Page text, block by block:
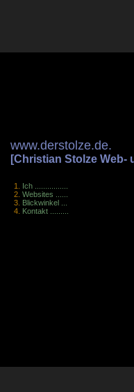
www.derstolze.de.
[Christian Stolze Web-
Ich ................
Websites ......
Blickwinkel ...
Kontakt .........